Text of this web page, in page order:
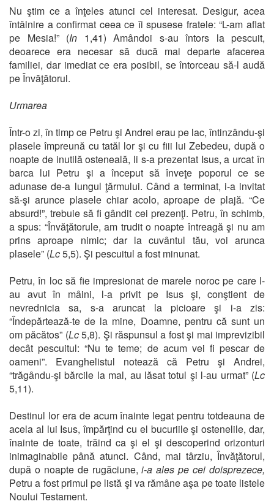
Nu ştim ce a înţeles atunci cel interesat. Desigur, acea
întâlnire a confirmat ceea ce îi spusese fratele: “L-am aflat
pe Mesia!” (In 1,41) Amândoi s-au întors la pescuit,
deoarece era necesar să ducă mai departe afacerea
familiei, dar imediat ce era posibil, se întorceau să-l audă
pe Învăţătorul.
Urmarea
Într-o zi, în timp ce Petru şi Andrei erau pe lac, întinzându-şi
plasele împreună cu tatăl lor şi cu fiii lui Zebedeu, după o
noapte de inutilă osteneală, li s-a prezentat Isus, a urcat în
barca lui Petru şi a început să înveţe poporul ce se
adunase de-a lungul ţărmului. Când a terminat, i-a invitat
să-şi arunce plasele chiar acolo, aproape de plajă. “Ce
absurd!”, trebuie să fi gândit cei prezenţi. Petru, în schimb,
a spus: “Învăţătorule, am trudit o noapte întreagă şi nu am
prins aproape nimic; dar la cuvântul tău, voi arunca
plasele” (Lc5,5). Şi pescuitul a fost minunat.
Petru, în loc să fie impresionat de marele noroc pe care l-
au avut în mâini, l-a privit pe Isus şi, conştient de
nevrednicia sa, s-a aruncat la picioare şi i-a zis:
“Îndepărtează-te de la mine, Doamne, pentru că sunt un
om păcătos” (Lc5,8). Şi răspunsul a fost şi mai imprevizibil
decât pescuitul: “Nu te teme; de acum vei fi pescar de
oameni”. Evanghelistul notează că Petru şi Andrei,
“trăgându-şi bărcile la mal, au lăsat totul şi l-au urmat” (Lc
5,11).
Destinul lor era de acum înainte legat pentru totdeauna de
acela al lui Isus, împărţind cu el bucuriile şi ostenelile, dar,
înainte de toate, trăind ca şi el şi descoperind orizonturi
inimaginabile până atunci. Când, mai târziu, Învăţătorul,
după o noapte de rugăciune, i-a ales pe cei doisprezece,
Petru a fost primul pe listă şi va rămâne aşa pe toate listele
Noului Testament.